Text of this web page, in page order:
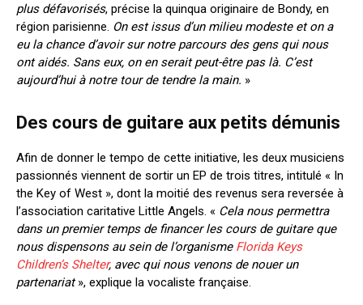
plus défavorisés, précise la quinqua originaire de Bondy, en
région parisienne. On est issus d’un milieu modeste et on a
eu la chance d’avoir sur notre parcours des gens qui nous
ont aidés. Sans eux, on en serait peut-être pas là. C’est
aujourd’hui à notre tour de tendre la main. »
Des cours de guitare aux petits démunis
Afin de donner le tempo de cette initiative, les deux musiciens
passionnés viennent de sortir un EP de trois titres, intitulé « In
the Key of West », dont la moitié des revenus sera reversée à
l’association caritative Little Angels. « Cela nous permettra
dans un premier temps de financer les cours de guitare que
nous dispensons au sein de l’organisme Florida Keys
Children’s Shelter, avec qui nous venons de nouer un
partenariat», explique la vocaliste française.